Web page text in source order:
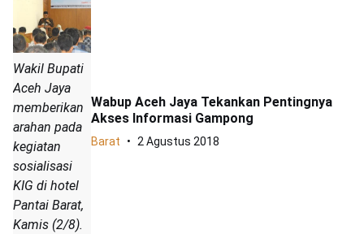
Wakil Bupati
Aceh Jaya
memberikan
arahan pada
kegiatan
sosialisasi
KIG di hotel
Pantai Barat,
Kamis (2/8).
Wabup Aceh Jaya Tekankan Pentingnya
Akses Informasi Gampong
Barat 2 Agustus 2018